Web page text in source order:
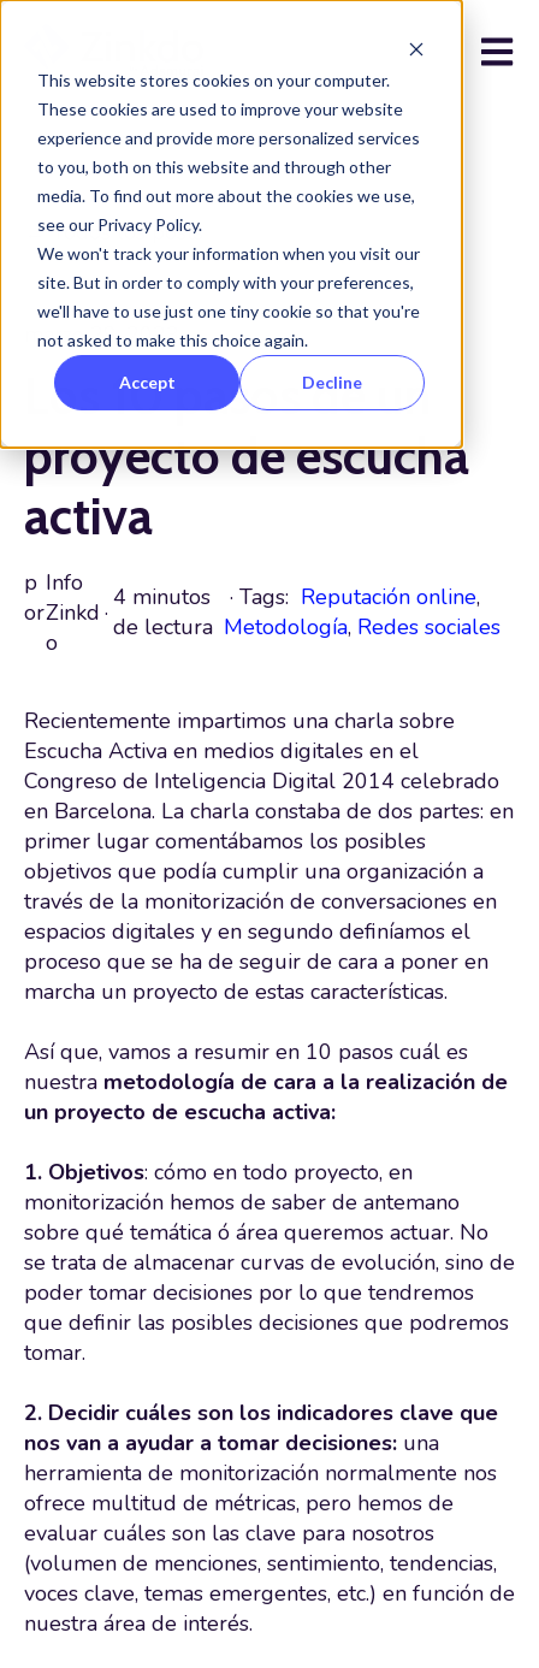
This website stores cookies on your computer.
These cookies are used to improve your website
experience and provide more personalized services
to you, both on this website and through other
media. To find out more about the cookies we use,
see our Privacy Policy.
We won't track your information when you visit our
site. But in order to comply with your preferences,
we'll have to use just one tiny cookie so that you're
not asked to make this choice again.
Accept Decline
Todos los posts
marzo 28, 2023
Los 10 pasos de un
proyecto de escucha
activa
p
or
Info
Zinkd
o
·
4 minutos
de lectura
· Tags: Reputación online,
Metodología, Redes sociales
Recientemente impartimos una charla sobre
Escucha Activa en medios digitales en el
Congreso de Inteligencia Digital 2014 celebrado
en Barcelona. La charla constaba de dos partes: en
primer lugar comentábamos los posibles
objetivos que podía cumplir una organización a
través de la monitorización de conversaciones en
espacios digitales y en segundo definíamos el
proceso que se ha de seguir de cara a poner en
marcha un proyecto de estas características.
Así que, vamos a resumir en 10 pasos cuál es
nuestra metodología de cara a la realización de
un proyecto de escucha activa:
1. Objetivos: cómo en todo proyecto, en
monitorización hemos de saber de antemano
sobre qué temática ó área queremos actuar. No
se trata de almacenar curvas de evolución, sino de
poder tomar decisiones por lo que tendremos
que definir las posibles decisiones que podremos
tomar.
2. Decidir cuáles son los indicadores clave que
nos van a ayudar a tomar decisiones: una
herramienta de monitorización normalmente nos
ofrece multitud de métricas, pero hemos de
evaluar cuáles son las clave para nosotros
(volumen de menciones, sentimiento, tendencias,
voces clave, temas emergentes, etc.) en función de
nuestra área de interés.